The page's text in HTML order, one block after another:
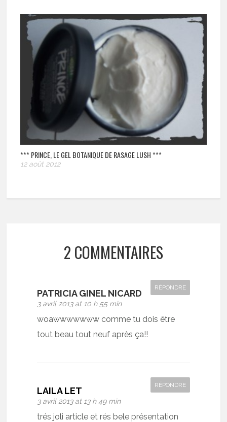
*** PRINCE, LE GEL BOTANIQUE DE RASAGE LUSH ***
12 août 2012
2 COMMENTAIRES
PATRICIA GINEL NICARD
3 avril 2013 at 10 h 55 min
RÉPONDRE
woawwwwwww comme tu dois être
tout beau tout neuf après ça!!
LAILA LET
3 avril 2013 at 13 h 49 min
RÉPONDRE
trés joli article et rés bele présentation